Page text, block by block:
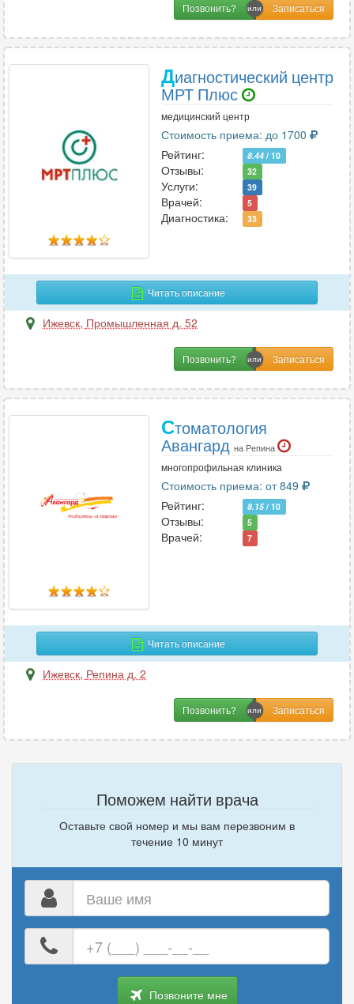
1
Позвонить?
Диагностический центр
МРТ Плюс
медицинский центр
Стоимость приема: до 1700
Рейтинг:
8.44 / 10
Отзывы: 32
Услуги: 39
Врачей: 5
Диагностика: 33
Читать описание
Ижевск, Промышленная д. 52
Позвонить?
Стоматология
Авангард на Репина
многопрофильная клиника
Стоимость приема: от 849
Рейтинг:
8.15/ 10
Отзывы: 5
Врачей: 7
Читать описание
Ижевск, Репина д. 2
Позвонить?
Поможем найти врача
Оставьте свой номер и мы вам перезвоним в
течение 10 минут
номер
телефона
Позвоните мне